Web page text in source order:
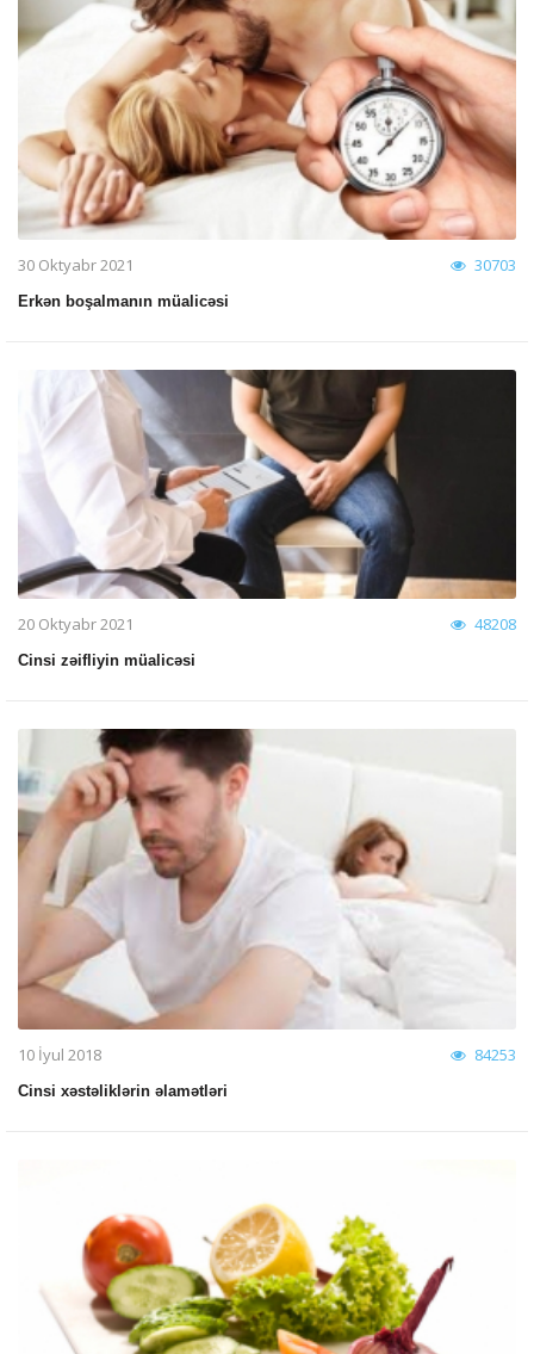
30 Oktyabr 2021 30703
Erkən boşalmanın müalicəsi
20 Oktyabr 2021 48208
Cinsi zəifliyin müalicəsi
10 İyul 2018 84253
Cinsi xəstəliklərin əlamətləri